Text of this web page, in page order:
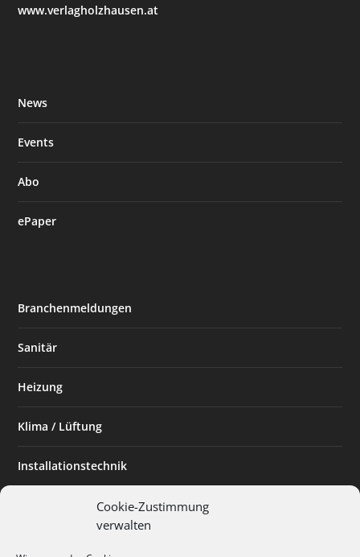
Cookie-Zustimmung
verwalten
www.verlagholzhausen.at
News
Events
Abo
ePaper
Branchenmeldungen
Sanitär
Heizung
Klima / Lüftung
Installationstechnik
Planen & Bauen